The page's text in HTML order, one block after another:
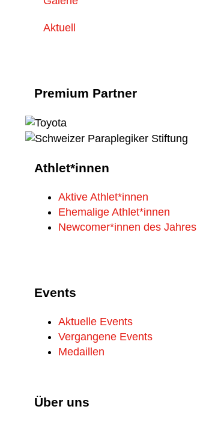
Aktuell
Premium Partner
Athlet*innen
Aktive Athlet*innen
Ehemalige Athlet*innen
Newcomer*innen des Jahres
Events
Aktuelle Events
Vergangene Events
Medaillen
Über uns